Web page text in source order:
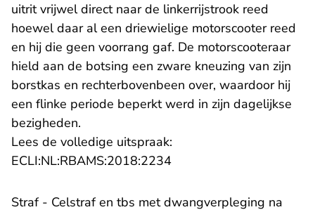
uitrit vrijwel direct naar de linkerrijstrook reed
hoewel daar al een driewielige motorscooter reed
en hij die geen voorrang gaf. De motorscooteraar
hield aan de botsing een zware kneuzing van zijn
borstkas en rechterbovenbeen over, waardoor hij
een flinke periode beperkt werd in zijn dagelijkse
bezigheden.
Lees de volledige uitspraak:
ECLI:NL:RBAMS:2018:2234- U verlaat
Straf - Celstraf en tbs met dwangverpleging na